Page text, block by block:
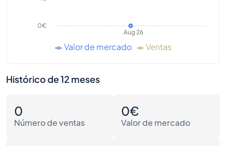
Aug 26
0€
Valor de mercado Ventas
Histórico de 12 meses
0
Número de ventas
0€
Valor de mercado